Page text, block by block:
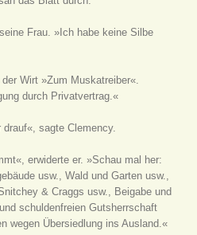
Frau. »Ich habe keine Silbe
Wirt »Zum Muskatreiber«.
durch Privatvertrag.«
sagte Clemency.
erwiderte er. »Schau mal her:
usw., Wald und Garten usw.,
& Craggs usw., Beigabe und
schuldenfreien Gutsherrschaft
wegen Übersiedlung ins Ausland.«